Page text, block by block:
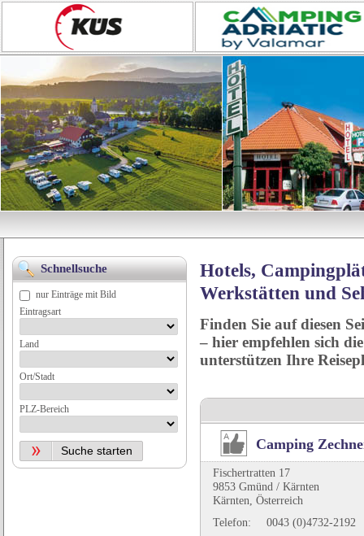
Hotels,
Werkstätten und
Finden Sie auf diesen
– hier empfehlen sich
unterstützen Ihre
Camping
Fischertratten 17
9853 Gmünd / Kärnten
Kärnten, Österreich
Telefon:
0043 (0)4732-2192
Schnellsuche
nur Einträge mit Bild
Eintragsart
Land
Ort/Stadt
PLZ-Bereich